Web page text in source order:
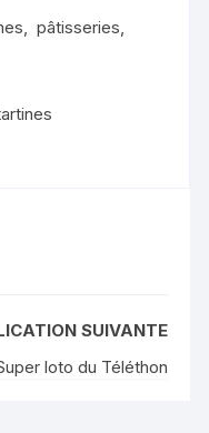
pâtisseries,
SUIVANTE
loto du Téléthon